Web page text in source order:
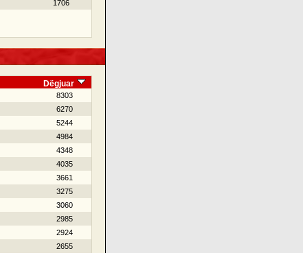
1706
Dëgjuar
8303
6270
5244
4984
4348
4035
3661
3275
3060
2985
2924
2655